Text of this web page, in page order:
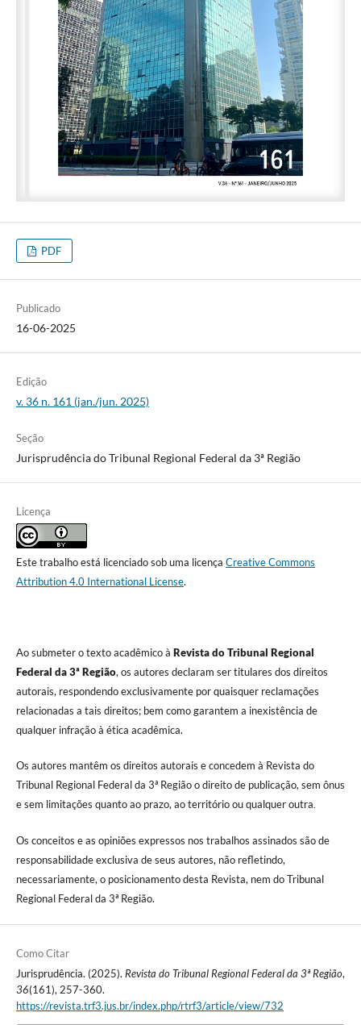
PDF
Publicado
16-06-2025
Edição
v. 36 n. 161 (jan./jun. 2025)
Seção
Jurisprudência do Tribunal Regional Federal da 3ª Região
Licença
Este trabalho está licenciado sob uma licença Creative Commons
Attribution 4.0 International License.
Ao submeter o texto acadêmico à Revista do Tribunal Regional
Federal da 3ª Região, os autores declaram ser titulares dos direitos
autorais, respondendo exclusivamente por quaisquer reclamações
relacionadas a tais direitos; bem como garantem a inexistência de
qualquer infração à ética acadêmica.
Os autores mantêm os direitos autorais e concedem à Revista do
Tribunal Regional Federal da 3ª Região o direito de publicação, sem ônus
e sem limitações quanto ao prazo, ao território ou qualquer outra.
Os conceitos e as opiniões expressos nos trabalhos assinados são de
responsabilidade exclusiva de seus autores, não refletindo,
necessariamente, o posicionamento desta Revista, nem do Tribunal
Regional Federal da 3ª Região.
Como Citar
Jurisprudência. (2025). Revista do Tribunal Regional Federal da 3ª Região,
36(161), 257-360.
https://revista.trf3.jus.br/index.php/rtrf3/article/view/732